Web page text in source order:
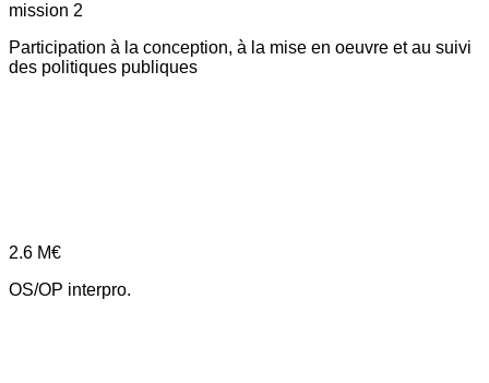
mission 2
Participation à la conception, à la mise en oeuvre et au suivi
des politiques publiques
2.6 M€
OS/OP interpro.